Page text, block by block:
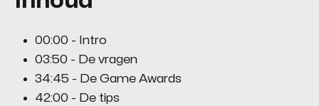
00:00 - Intro
03:50 - De vragen
34:45 - De Game Awards
42:00 - De tips